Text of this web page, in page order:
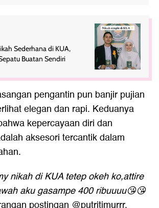
Sederhana di KUA,
Buatan Sendiri
pengantin pun banjir pujian
elegan dan rapi. Keduanya
kepercayaan diri dan
aksesori tercantik dalam
nikah di KUA tetep okeh ko,attire
aku gasampe 400 ribuuuu😘😘